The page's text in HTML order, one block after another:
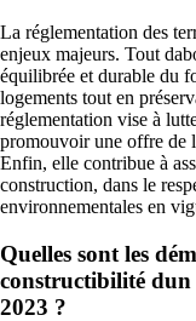
La réglementation des
enjeux majeurs. Tout
équilibrée et durable du
logements tout en
réglementation vise à
promouvoir une offre de
Enfin, elle contribue à
construction, dans le
environnementales en
Quelles sont les
constructibilité dun
2023 ?